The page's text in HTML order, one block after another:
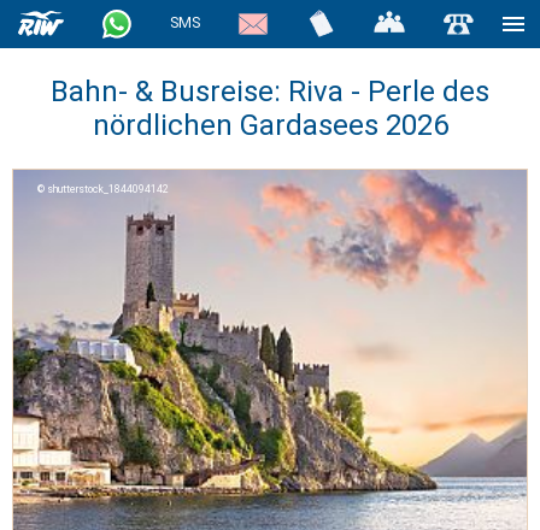
SMS
Bahn- & Busreise: Riva - Perle des
nördlichen Gardasees 2026
shutterstock_1844094142